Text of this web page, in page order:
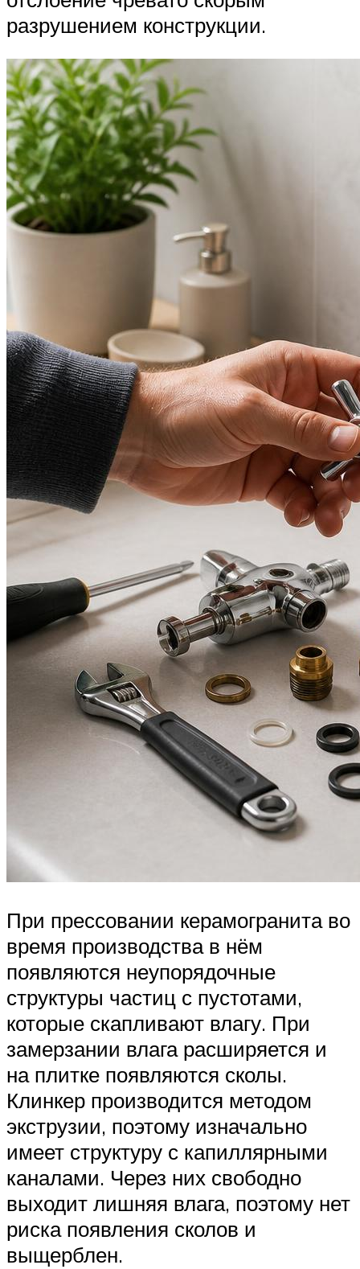
разрушением конструкции.
При прессовании керамогранита во
время производства в нём
появляются неупорядочные
структуры частиц с пустотами,
которые скапливают влагу. При
замерзании влага расширяется и
на плитке появляются сколы.
Клинкер производится методом
экструзии, поэтому изначально
имеет структуру с капиллярными
каналами. Через них свободно
выходит лишняя влага, поэтому нет
риска появления сколов и
выщерблен.